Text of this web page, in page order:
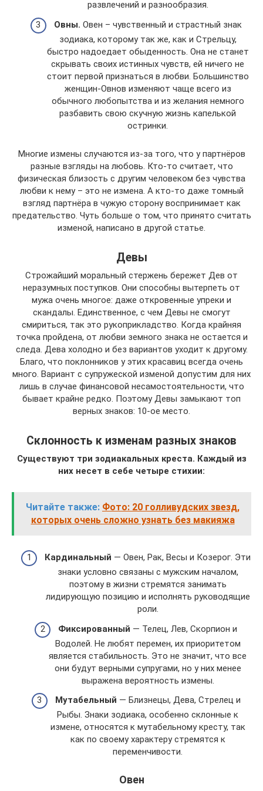
развлечений и разнообразия.
Овны. Овен – чувственный и страстный знак
зодиака, которому так же, как и Стрельцу,
быстро надоедает обыденность. Она не станет
скрывать своих истинных чувств, ей ничего не
стоит первой признаться в любви. Большинство
женщин-Овнов изменяют чаще всего из
обычного любопытства и из желания немного
разбавить свою скучную жизнь капелькой
остринки.
Многие измены случаются из-за того, что у партнёров
разные взгляды на любовь. Кто-то считает, что
физическая близость с другим человеком без чувства
любви к нему – это не измена. А кто-то даже томный
взгляд партнёра в чужую сторону воспринимает как
предательство. Чуть больше о том, что принято считать
изменой, написано в другой статье.
Девы
Строжайший моральный стержень бережет Дев от
неразумных поступков. Они способны вытерпеть от
мужа очень многое: даже откровенные упреки и
скандалы. Единственное, с чем Девы не смогут
смириться, так это рукоприкладство. Когда крайняя
точка пройдена, от любви земного знака не остается и
следа. Дева холодно и без вариантов уходит к другому.
Благо, что поклонников у этих красавиц всегда очень
много. Вариант с супружеской изменой допустим для них
лишь в случае финансовой несамостоятельности, что
бывает крайне редко. Поэтому Девы замыкают топ
верных знаков: 10-ое место.
Склонность к изменам разных знаков
Существуют три зодиакальных креста. Каждый из
них несет в себе четыре стихии:
Читайте также: Фото: 20 голливудских звезд,
которых очень сложно узнать без макияжа
Кардинальный — Овен, Рак, Весы и Козерог. Эти
знаки условно связаны с мужским началом,
поэтому в жизни стремятся занимать
лидирующую позицию и исполнять руководящие
роли.
Фиксированный — Телец, Лев, Скорпион и
Водолей. Не любят перемен, их приоритетом
является стабильность. Это не значит, что все
они будут верными супругами, но у них менее
выражена вероятность измены.
Мутабельный — Близнецы, Дева, Стрелец и
Рыбы. Знаки зодиака, особенно склонные к
измене, относятся к мутабельному кресту, так
как по своему характеру стремятся к
переменчивости.
Овен